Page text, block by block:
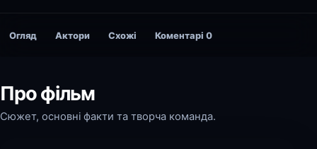
Огляд Актори Схожі Коментарі 0
Про фільм
Сюжет, основні факти та творча команда.